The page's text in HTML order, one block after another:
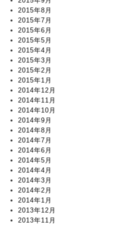
2015年8月
2015年7月
2015年6月
2015年5月
2015年4月
2015年3月
2015年2月
2015年1月
2014年12月
2014年11月
2014年10月
2014年9月
2014年8月
2014年7月
2014年6月
2014年5月
2014年4月
2014年3月
2014年2月
2014年1月
2013年12月
2013年11月